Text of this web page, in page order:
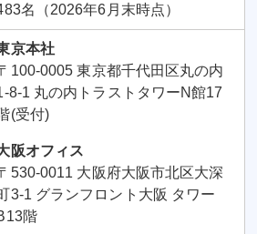
名（2026年6月末時点）
京本社
100-0005 東京都千代田区丸の内
8-1 丸の内トラストタワーN館17
(受付)
阪オフィス
530-0011 大阪府大阪市北区大深
3-1 グランフロント大阪 タワー
階